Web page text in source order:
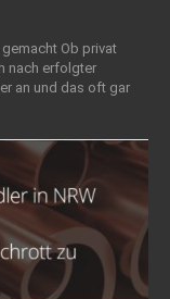
Ob privat
nach erfolgter
an und das oft gar